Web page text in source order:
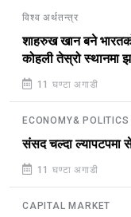
विश्व अर्थतन्त्र
शाहरुख खान बने
कोहली तेस्रो स्थानमा
11 घण्टा अगाडी
ECONOMY& POLITICS
संसद चल्दा ल्यापटपमा
11 घण्टा अगाडी
CAPITAL MARKET